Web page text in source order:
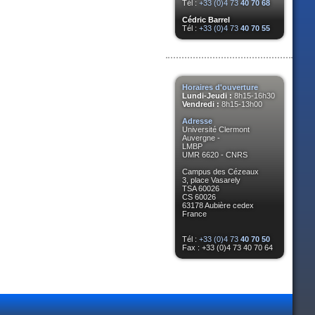
Tél : +33 (0)4 73 40 70 68
Cédric Barrel
Tél : +33 (0)4 73 40 70 55
Horaires d'ouverture
Lundi-Jeudi : 8h15-16h30
Vendredi : 8h15-13h00
Adresse
Université Clermont
Auvergne -
LMBP
UMR 6620 - CNRS
Campus des Cézeaux
3, place Vasarely
TSA 60026
CS 60026
63178 Aubière cedex
France
Tél : +33 (0)4 73 40 70 50
Fax : +33 (0)4 73 40 70 64